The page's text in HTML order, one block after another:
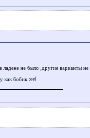
не было ,другие варианты не
как бобик